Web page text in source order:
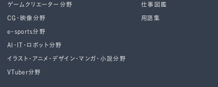
ゲームクリエーター分野
CG・映像分野
e-sports分野
AI・IT・ロボット分野
イラスト・アニメ・デザイン・マンガ・小説分野
VTuber分野
仕事図鑑
用語集